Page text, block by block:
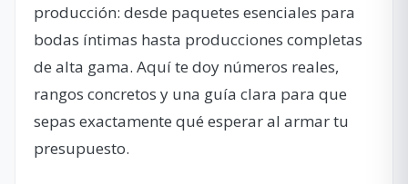
producción: desde paquetes esenciales para
bodas íntimas hasta producciones completas
de alta gama. Aquí te doy números reales,
rangos concretos y una guía clara para que
sepas exactamente qué esperar al armar tu
presupuesto.